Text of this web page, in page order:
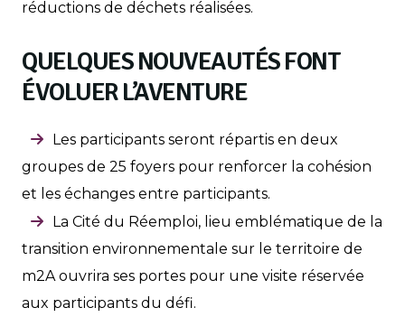
réductions de déchets réalisées.
QUELQUES NOUVEAUTÉS FONT
ÉVOLUER L’AVENTURE
Les participants seront répartis en deux
groupes de 25 foyers pour renforcer la cohésion
et les échanges entre participants.
La Cité du Réemploi, lieu emblématique de la
transition environnementale sur le territoire de
m2A ouvrira ses portes pour une visite réservée
aux participants du défi.